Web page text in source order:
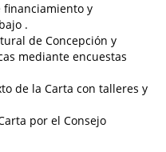
financiamiento y
.
de Concepción y
mediante encuestas
de la Carta con talleres y
por el Consejo